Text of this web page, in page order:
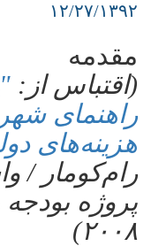
۱۲/۲۷/۱۳۹۲
مقدمه
(اقتباس از:
راهنمای
هزینه‌های
رام‌کومار /
پروژه بودجه
۲۰۰۸)